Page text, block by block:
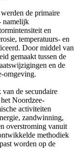
de primaire
namelijk
en
temperatuurs- en
Door middel van
gemaakt tussen de
en de
omgeving.
de secundaire
Noordzee-
activiteiten
zandwinning,
overstroming vanuit
methodiek
worden op de